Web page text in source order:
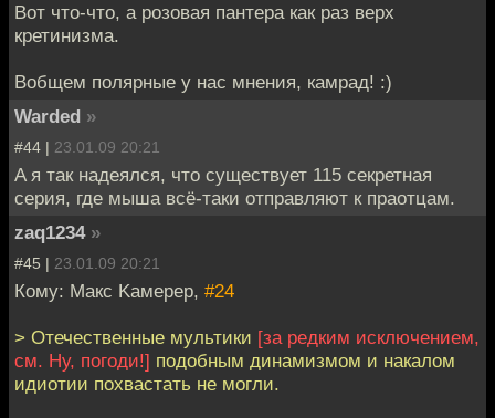
Вот что-что, а розовая пантера как раз верх
кретинизма.
Вобщем полярные у нас мнения, камрад! :)
Warded »
#44 | 23.01.09 20:21
A я так надеялся, что существует 115 секретная
серия, где мыша всё-таки отправляют к праотцам.
zaq1234 »
#45 | 23.01.09 20:21
Кому: Mакс Kамерер, #24
> Отечественные мультики [за редким исключением,
см. Ну, погоди!] подобным динамизмом и накалом
идиотии похвастать не могли.